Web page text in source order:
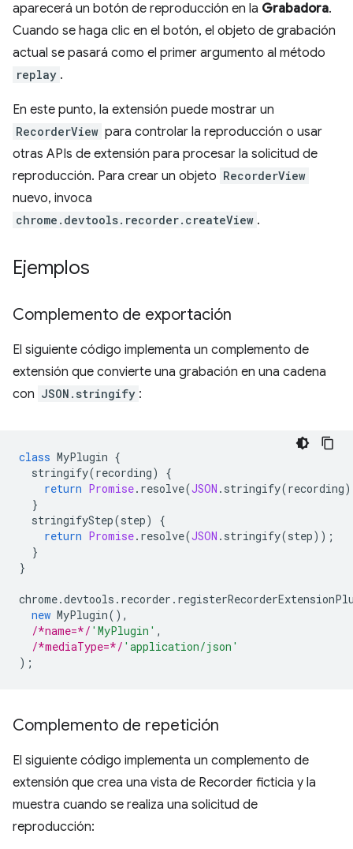
aparecerá un botón de reproducción en la Grabadora.
Cuando se haga clic en el botón, el objeto de grabación
actual se pasará como el primer argumento al método
replay .
En este punto, la extensión puede mostrar un
RecorderView para controlar la reproducción o usar
otras APIs de extensión para procesar la solicitud de
reproducción. Para crear un objeto RecorderView
nuevo, invoca
chrome.devtools.recorder.createView .
Ejemplos
Complemento de exportación
El siguiente código implementa un complemento de
extensión que convierte una grabación en una cadena
con JSON.stringify :
class MyPlugin {
stringify(recording)
{
return Promise. resolve(JSON . stringify(recording
}
stringifyStep(step)
{
return Promise. resolve(JSON . stringify(step));
}
}
chrome.devtools . recorder .
new MyPlugin(),
/*name=*/ 'MyPlugin' ,
/*mediaType=*/ 'application/json'
);
Complemento de repetición
El siguiente código implementa un complemento de
extensión que crea una vista de Recorder ficticia y la
muestra cuando se realiza una solicitud de
reproducción: